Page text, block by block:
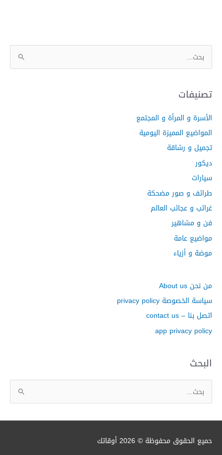
ح
ع
ن
:
تصنيفات
الأسرة و المرأة و المجتمع
المواضيع المميزة اليومية
تجميل و رشاقة
ديكور
سيارات
طرائف و صور مضحكة
غرائب و عجائب العالم
فن و مشاهير
مواضيع عامة
موضة و أزياء
من نحن About us
سياسة الخصوصة privacy policy
اتصل بنا – contact us
app privacy policy
البحث
ث
حميع الحقوق محفوظة © 2026
أوقاتك